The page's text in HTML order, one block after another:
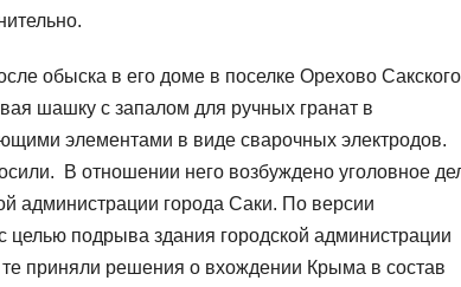
обыска в его доме в поселке Орехово Сакского
шашку с запалом для ручных гранат в
элементами в виде сварочных электродов.
В отношении него возбуждено уголовное
администрации города Саки. По версии
целью подрыва здания городской администрации
приняли решения о вхождении Крыма в состав